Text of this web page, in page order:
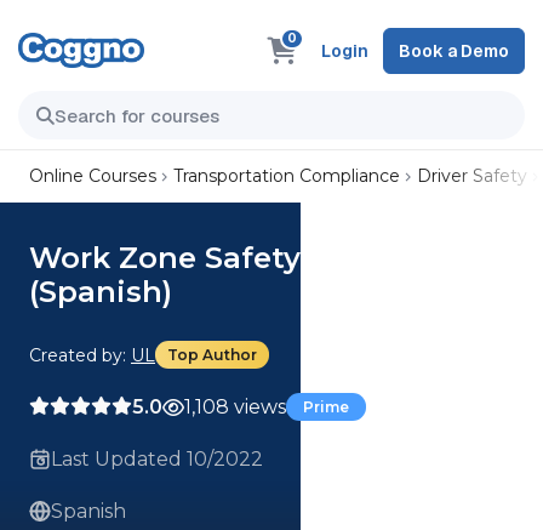
0
Login Book a Demo
Online Courses Transportation Compliance Driver Safety
Work Zone Safety, Parts 1-2
(Spanish)
Created by: UL Top Author
5.0 1,108 views Prime
Last Updated 10/2022
Spanish